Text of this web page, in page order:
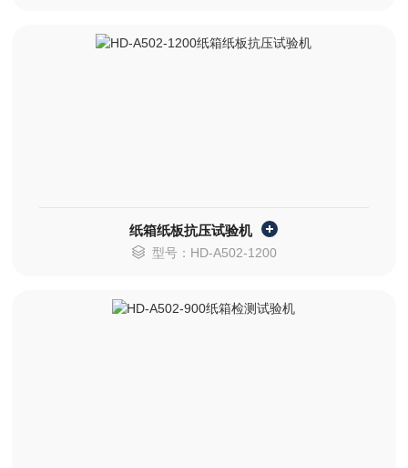
纸箱纸板抗压试验机
型号：HD-A502-1200